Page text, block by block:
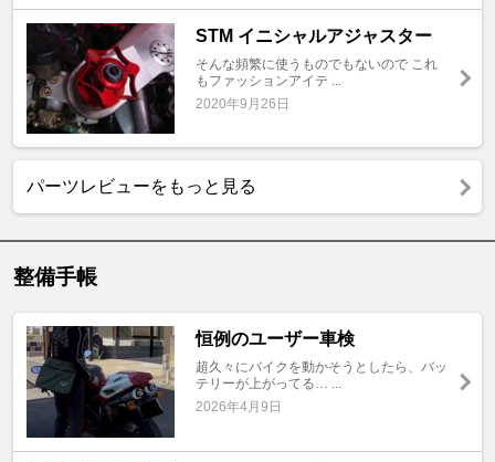
STM イニシャルアジャスター
そんな頻繁に使うものでもないので これ
もファッションアイテ ...
2020年9月26日
パーツレビューをもっと見る
整備手帳
恒例のユーザー車検
超久々にバイクを動かそうとしたら、バッ
テリーが上がってる… ...
2026年4月9日